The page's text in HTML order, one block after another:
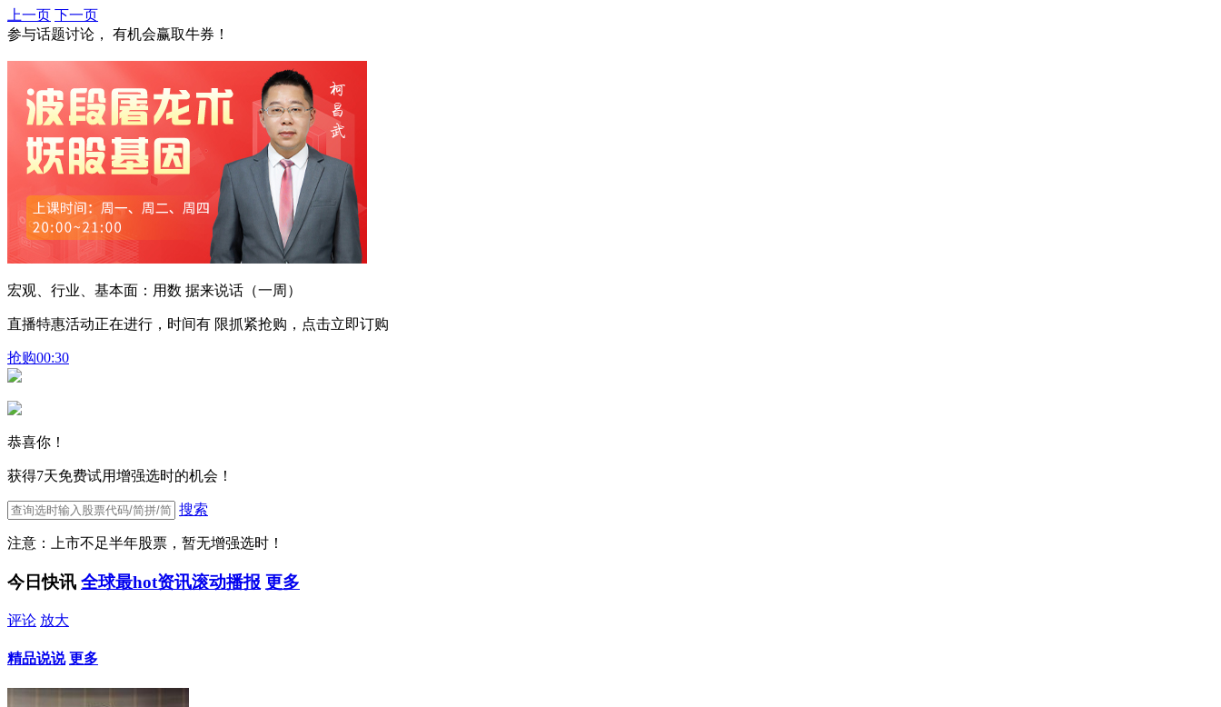
上一页 下一页
参与话题讨论， 有机会赢取牛券！
宏观、行业、基本面：用数 据来说话（一周）
直播特惠活动正在进行，时间有 限抓紧抢购，点击立即订购
抢购00:30
恭喜你！
获得7天免费试用增强选时的机会！
搜索
注意：上市不足半年股票，暂无增强选时！
今日快讯 全球最hot资讯滚动播报 更多
评论 放大
精品说说 更多